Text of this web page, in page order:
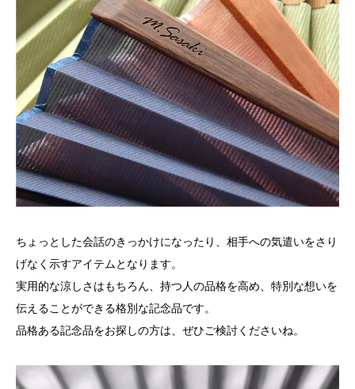
ちょっとした会話のきっかけになったり、相手への気遣いをさり
げなく示すアイテムとなります。
実用的な涼しさはもちろん、持つ人の品格を高め、特別な想いを
伝えることができる格別な記念品です。
品格ある記念品をお探しの方は、ぜひご検討くださいね。